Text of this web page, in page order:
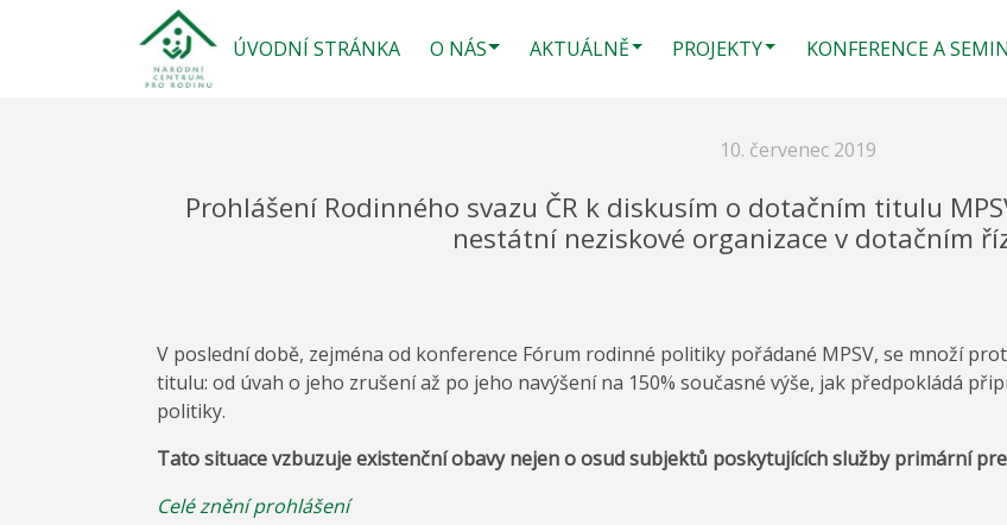
ÚVODNÍ STRÁNKA O NÁS AKTUÁLNĚ PROJEKTY KONFERENCE A
10. červenec 2019
Prohlášení Rodinného svazu ČR k diskusím o dotačním titulu
nestátní neziskové organizace v dotačním
V poslední době, zejména od konference Fórum rodinné politiky pořádané MPSV, se množí
titulu: od úvah o jeho zrušení až po jeho navýšení na 150% současné výše, jak předpokládá
politiky.
Tato situace vzbuzuje existenční obavy nejen o osud subjektů poskytujících služby primární
Celé znění prohlášení